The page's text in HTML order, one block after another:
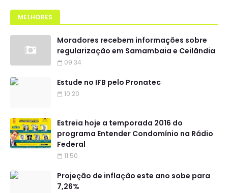
MELHORES
Moradores recebem informações sobre
regularização em Samambaia e Ceilândia
09:34
Estude no IFB pelo Pronatec
10:20
Estreia hoje a temporada 2016 do
programa Entender Condomínio na Rádio
Federal
11:50
Projeção de inflação este ano sobe para
7,26%